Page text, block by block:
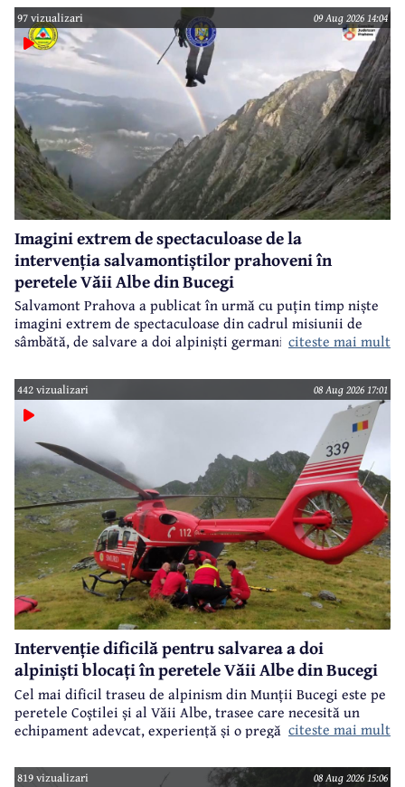
97 vizualizari 09 Aug 2026 14:04
Imagini extrem de spectaculoase de la
intervenția salvamontiștilor prahoveni în
peretele Văii Albe din Bucegi
Salvamont Prahova a publicat în urmă cu puțin timp niște
imagini extrem de spectaculoase din cadrul misiunii de
sâmbătă, de salvare a doi alpiniști germani din peretele
citeste mai mult
442 vizualizari 08 Aug 2026 17:01
Intervenție dificilă pentru salvarea a doi
alpiniști blocați în peretele Văii Albe din Bucegi
Cel mai dificil traseu de alpinism din Munții Bucegi este pe
peretele Coștilei și al Văii Albe, trasee care necesită un
echipament adevcat, experiență și o pregătire specifică.
citeste mai mult
819 vizualizari 08 Aug 2026 15:06